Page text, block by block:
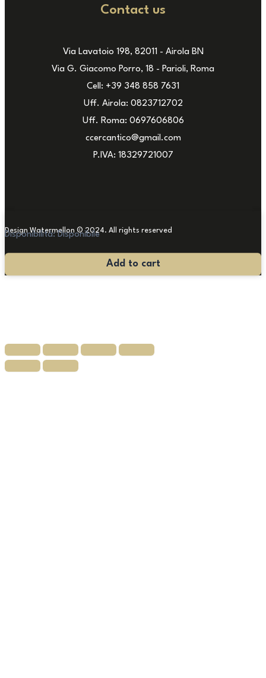
Contact us
Via Lavatoio 198, 82011 - Airola BN
Via G. Giacomo Porro, 18 - Parioli, Roma
Cell: +39 348 858 7631
Uff. Airola: 0823712702
Uff. Roma: 0697606806
ccercantico@gmail.com
P.IVA: 18329721007
Design Watermellon © 2024. All rights reserved
Disponibilità: Disponibile
Tavolo
Add to cart